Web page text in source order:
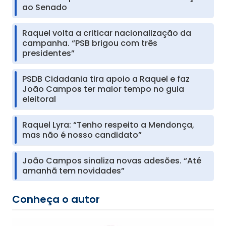
ao Senado
Raquel volta a criticar nacionalização da
campanha. “PSB brigou com três
presidentes”
PSDB Cidadania tira apoio a Raquel e faz
João Campos ter maior tempo no guia
eleitoral
Raquel Lyra: “Tenho respeito a Mendonça,
mas não é nosso candidato”
João Campos sinaliza novas adesões. “Até
amanhã tem novidades”
Conheça o autor